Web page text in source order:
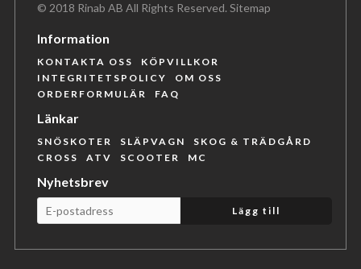
© 2018 Rinab AB All Rights Reserved.Sitemap
Information
KONTAKTA OSS
KÖPVILLKOR
INTEGRITETSPOLICY
OM OSS
ORDERFORMULÄR
FAQ
Länkar
SNÖSKOTER SLÄPVAGN
SKOG & TRÄDGÅRD
CROSS
ATV SCOOTER MC
Nyhetsbrev
Lägg till